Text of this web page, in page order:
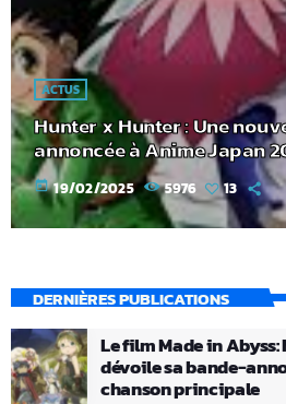
ACTUS
Hunter x Hunter : Une
annoncée à Anime Japan
today 19/02/2025 5976 13
DERNIÈRES PUBLICATIONS
Le film Made in
dévoile sa bande-
chanson principale